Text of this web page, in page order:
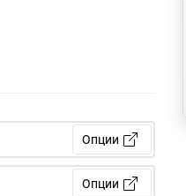
Опции
Опции